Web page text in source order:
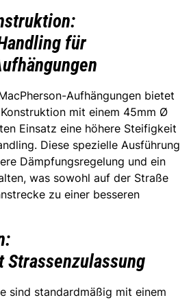
für
Aufhängungen bietet
mit einem 45mm Ø
Einsatz eine höhere Steifigkeit
Diese spezielle Ausführung
Dämpfungsregelung und ein
was sowohl auf der Straße
zu einer besseren
sind standardmäßig mit einem